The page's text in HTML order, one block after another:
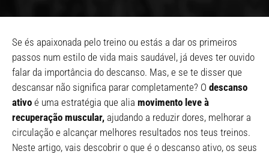
Se és apaixonada pelo treino ou estás a dar os primeiros
passos num estilo de vida mais saudável, já deves ter ouvido
falar da importância do descanso. Mas, e se te disser que
descansar não significa parar completamente? O descanso
ativo é uma estratégia que alia movimento leve à
recuperação muscular, ajudando a reduzir dores, melhorar a
circulação e alcançar melhores resultados nos teus treinos.
Neste artigo, vais descobrir o que é o descanso ativo, os seus